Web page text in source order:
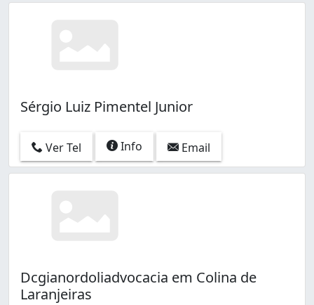
Sérgio Luiz Pimentel Junior
Ver Tel Info Email
Dcgianordoliadvocacia em Colina de
Laranjeiras